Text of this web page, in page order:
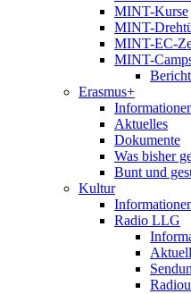
MINT-Kurse
MINT-
MINT-EC-
MINT-
Erasmus+
Aktuelles
Dokumente
Was bisher
Bunt und
Kultur
Radio LLG